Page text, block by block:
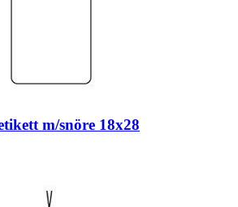
m/snöre 18x28